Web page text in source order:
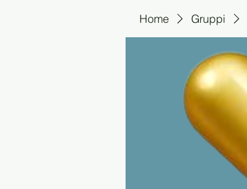
Home Gruppi